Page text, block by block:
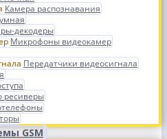
Камера распознавания
декодеры
Микрофоны видеокамер
Передатчики видеосигнала
ресиверы
GSM